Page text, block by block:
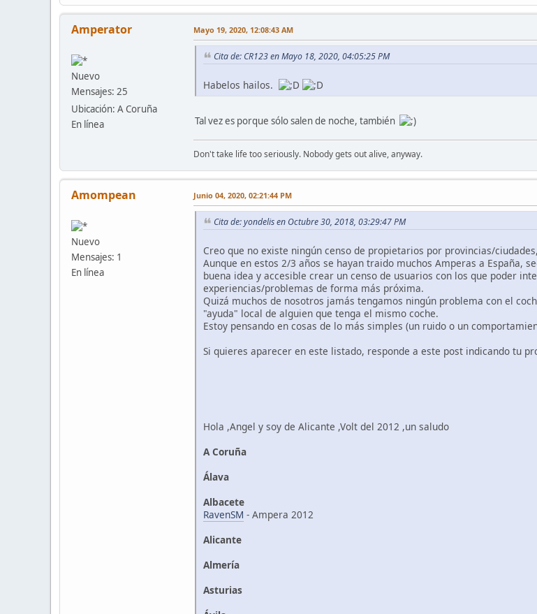
Amperator
Nuevo
Mensajes: 25
Ubicación: A Coruña
En línea
Mayo 19, 2020, 12:08:43 AM
Cita de: CR123 en Mayo 18, 2020, 04:05:25 PM
Habelos hailos.
Tal vez es porque sólo salen de noche, también
Don't take life too seriously. Nobody gets out alive, anyway.
Amompean
Nuevo
Mensajes: 1
En línea
Junio 04, 2020, 02:21:44 PM
Cita de: yondelis en Octubre 30, 2018, 03:29:47 PM
Creo que no existe ningún censo de propietarios por provincias/
Aunque en estos 2/3 años se hayan traido muchos Amperas a España,
buena idea y accesible crear un censo de usuarios con los que poder
experiencias/problemas de forma más próxima.
Quizá muchos de nosotros jamás tengamos ningún problema con el
"ayuda" local de alguien que tenga el mismo coche.
Estoy pensando en cosas de lo más simples (un ruido o un
Si quieres aparecer en este listado, responde a este post indicando tu
Hola ,Angel y soy de Alicante ,Volt del 2012 ,un saludo
A Coruña
Álava
Albacete
RavenSM - Ampera 2012
Alicante
Almería
Asturias